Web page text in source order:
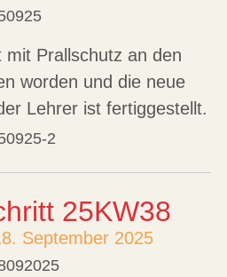
mit Prallschutz an den
worden und die neue
Lehrer ist fertiggestellt.
25KW38
September 2025